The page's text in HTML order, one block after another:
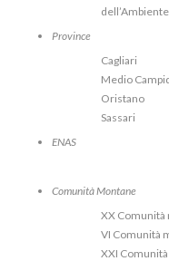
Province
Cagliari
Medio
Oristano
Sassari
ENAS
Comunità Montane
XX Comunità
VI Comunità
XXI